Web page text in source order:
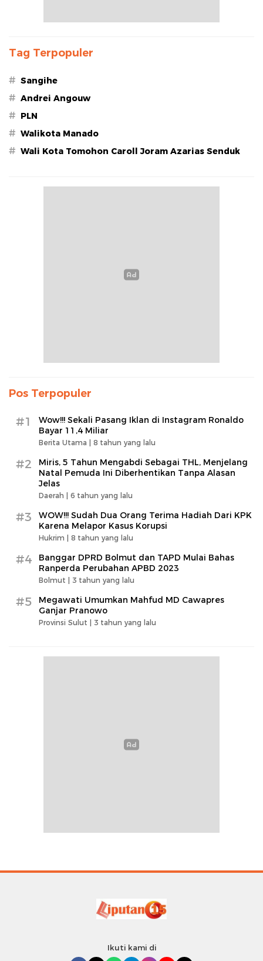
Tag Terpopuler
# Sangihe
# Andrei Angouw
# PLN
# Walikota Manado
# Wali Kota Tomohon Caroll Joram Azarias Senduk
Pos Terpopuler
#1
Wow!!! Sekali Pasang Iklan di Instagram Ronaldo
Bayar 11,4 Miliar
Berita Utama | 8 tahun yang lalu
#2
Miris, 5 Tahun Mengabdi Sebagai THL, Menjelang
Natal Pemuda Ini Diberhentikan Tanpa Alasan
Jelas
Daerah | 6 tahun yang lalu
#3
WOW!!! Sudah Dua Orang Terima Hadiah Dari KPK
Karena Melapor Kasus Korupsi
Hukrim | 8 tahun yang lalu
#4
Banggar DPRD Bolmut dan TAPD Mulai Bahas
Ranperda Perubahan APBD 2023
Bolmut | 3 tahun yang lalu
#5
Megawati Umumkan Mahfud MD Cawapres
Ganjar Pranowo
Provinsi Sulut | 3 tahun yang lalu
Ikuti kami di